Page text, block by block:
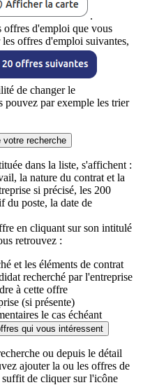
.
offres d'emploi que vous
offres d'emploi suivantes,
de changer le
pouvez par exemple les trier
recherche
dans la liste, s'affichent :
la nature du contrat et la
si précisé, les 200
du poste, la date de
en cliquant sur son intitulé
retrouvez :
et les éléments de contrat
recherché par l'entreprise
à cette offre
(si présente)
le cas échéant
qui vous intéressent
ou depuis le détail
ajouter la ou les offres de
de cliquer sur l'icône